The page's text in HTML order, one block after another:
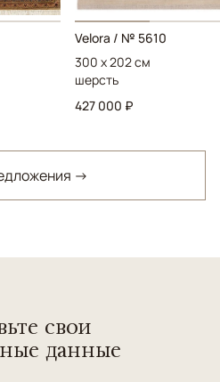
Velora / № 5610
300 x 202 см
шерсть
427 000 ₽
→
свои
данные